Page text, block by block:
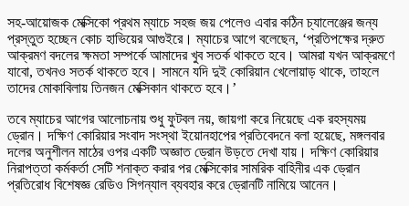
সহ-আয়োজক মেক্সিকো প্রথম ম্যাচে সহজ জয় পেলেও এবার কঠিন চ্যালেঞ্জের জন্য
প্রস্তুত হচ্ছেন কোচ হাভিয়ের আগুইরে। ম্যাচের আগে বলেছেন, ‘প্রতিপক্ষের দ্রুত
আক্রমণ বদলের ক্ষমতা সম্পর্কে আমাদের খুব সতর্ক থাকতে হবে। আমরা যখন আক্রমণে
যাবো, তখনও সতর্ক থাকতে হবে। সামনে যদি দুই কোরিয়ান খেলোয়াড় থাকে, তাহলে
তাদের মোকাবিলায় তিনজন মেক্সিকান থাকতে হবে।’
তবে ম্যাচের আগের আলোচনায় শুধু ফুটবল নয়, জায়গা করে নিয়েছে এক রহস্যময়
ড্রোন। দক্ষিণ কোরিয়ার সংবাদ সংস্থা ইয়োনহাপের প্রতিবেদনে বলা হয়েছে, মঙ্গলবার
দলের অনুশীলন মাঠের ওপর একটি অজ্ঞাত ড্রোন উড়তে দেখা যায়। দক্ষিণ কোরিয়ার
নিরাপত্তা কর্মকর্তা সেটি শনাক্ত করার পর মেক্সিকোর সামরিক বাহিনীর এক ড্রোন
প্রতিরোধ বিশেষজ্ঞ রেডিও সিগন্যাল ব্যবহার করে ড্রোনটি নামিয়ে আনেন।